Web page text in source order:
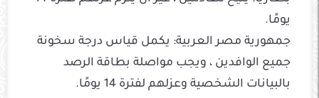
يومًا.
جمهورية مصر العربية: يكمل قياس درجة سخونة
جميع الوافدين ، ويجب مواصلة بطاقة الرصد
بالبيانات الشخصية وعزلهم لفترة 14 يومًا.